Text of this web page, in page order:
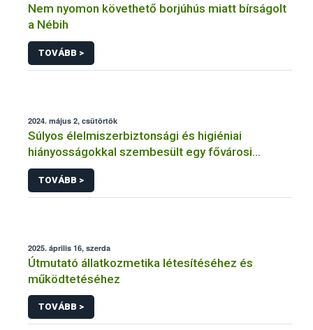
Nem nyomon követhető borjúhús miatt bírságolt
a Nébih
TOVÁBB >
2024. május 2, csütörtök
Súlyos élelmiszerbiztonsági és higiéniai
hiányosságokkal szembesült egy fővárosi
vendéglátóhelyen a Nébih
TOVÁBB >
2025. április 16, szerda
Útmutató állatkozmetika létesítéséhez és
működtetéséhez
TOVÁBB >